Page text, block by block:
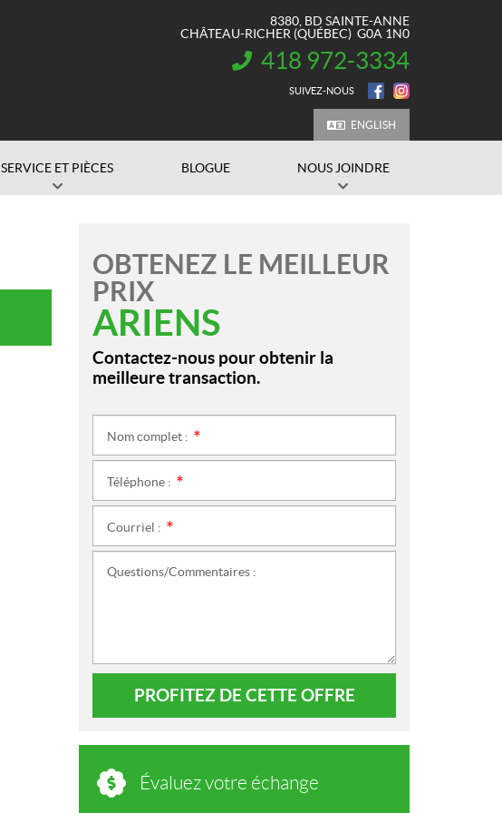
8380, BD SAINTE-ANNE
CHÂTEAU-RICHER (QUÉBEC) G0A 1N0
INFORMATION :
418 972-3334
SUIVEZ-NOUS
ENGLISH
SERVICE ET PIÈCES BLOGUE NOUS JOINDRE
OBTENEZ LE MEILLEUR
PRIX
ARIENS
Contactez-nous pour obtenir la
meilleure transaction.
Nom complet :
Téléphone :
Courriel :
Questions/Commentaires :
PROFITEZ DE CETTE OFFRE
Évaluez votre échange